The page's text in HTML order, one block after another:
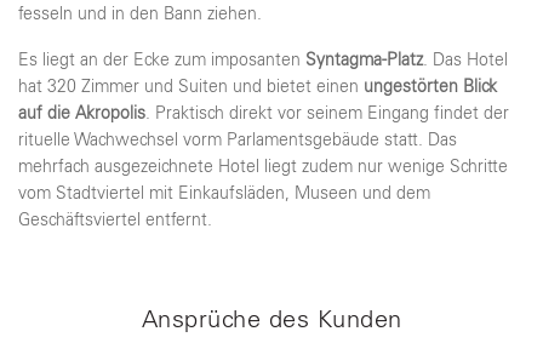
fesseln und in den Bann ziehen.
Es liegt an der Ecke zum imposanten Syntagma-Platz. Das Hotel
hat 320 Zimmer und Suiten und bietet einen ungestörten Blick
auf die Akropolis. Praktisch direkt vor seinem Eingang findet der
rituelle Wachwechsel vorm Parlamentsgebäude statt. Das
mehrfach ausgezeichnete Hotel liegt zudem nur wenige Schritte
vom Stadtviertel mit Einkaufsläden, Museen und dem
Geschäftsviertel entfernt.
Ansprüche des Kunden